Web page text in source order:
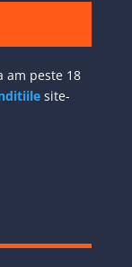
am peste 18
site-